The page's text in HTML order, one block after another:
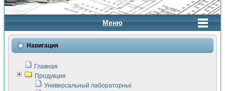
Меню
Навигация
Главная
Продукция
Универсальный лабораторный стенд "Сигнал-USB"